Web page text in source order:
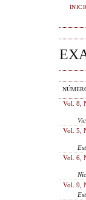
Vol. 8,
Vol. 5,
Vol. 6,
Vol. 9,